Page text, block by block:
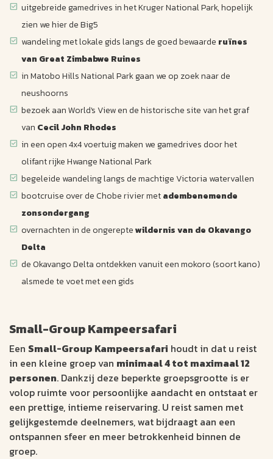
uitgebreide gamedrives in het Kruger National Park, hopelijk
zien we hier de Big5
wandeling met lokale gids langs de goed bewaarde ruïnes
van Great Zimbabwe Ruines
in Matobo Hills National Park gaan we op zoek naar de
neushoorns
bezoek aan World's View en de historische site van het graf
van Cecil John Rhodes
in een open 4x4 voertuig maken we gamedrives door het
olifant rijke Hwange National Park
begeleide wandeling langs de machtige Victoria watervallen
bootcruise over de Chobe rivier metadembenemende
zonsondergang
overnachten in de ongereptewildernis van de Okavango
Delta
de Okavango Delta ontdekken vanuit een mokoro (soort kano)
alsmede te voet met een gids
Small-Group Kampeersafari
Een Small-Group Kampeersafari houdt in dat u reist
in een kleine groep van minimaal 4 tot maximaal 12
personen. Dankzij deze beperkte groepsgrootte is er
volop ruimte voor persoonlijke aandacht en ontstaat er
een prettige, intieme reiservaring. U reist samen met
gelijkgestemde deelnemers, wat bijdraagt aan een
ontspannen sfeer en meer betrokkenheid binnen de
groep.